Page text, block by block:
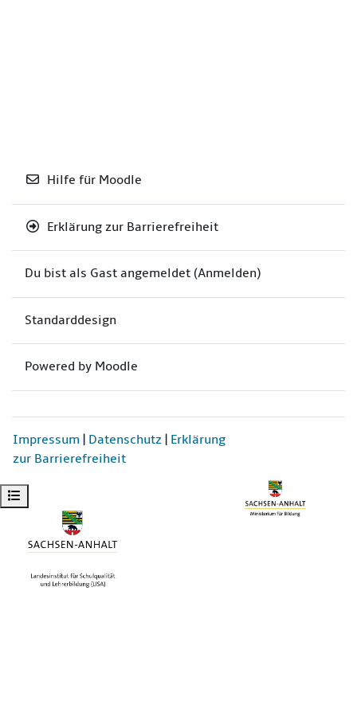
Kursindex öffnen
Hilfe für Moodle
Erklärung zur Barrierefreiheit
Du bist als Gast angemeldet (Anmelden)
Standarddesign
Powered by Moodle
Impressum Datenschutz Erklärung
zur Barrierefreiheit